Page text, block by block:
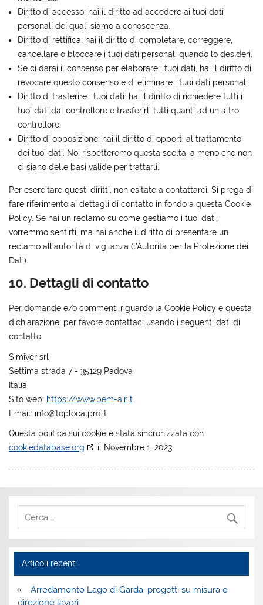
Diritto di accesso: hai il diritto ad accedere ai tuoi dati
personali dei quali siamo a conoscenza.
Diritto di rettifica: hai il diritto di completare, correggere,
cancellare o bloccare i tuoi dati personali quando lo desideri.
Se ci darai il consenso per elaborare i tuoi dati, hai il diritto di
revocare questo consenso e di eliminare i tuoi dati personali.
Diritto di trasferire i tuoi dati: hai il diritto di richiedere tutti i
tuoi dati dal controllore e trasferirli tutti quanti ad un altro
controllore.
Diritto di opposizione: hai il diritto di opporti al trattamento
dei tuoi dati. Noi rispetteremo questa scelta, a meno che non
ci siano delle basi valide per trattarli.
Per esercitare questi diritti, non esitate a contattarci. Si prega di
fare riferimento ai dettagli di contatto in fondo a questa Cookie
Policy. Se hai un reclamo su come gestiamo i tuoi dati,
vorremmo sentirti, ma hai anche il diritto di presentare un
reclamo all'autorità di vigilanza (l'Autorità per la Protezione dei
Dati).
10. Dettagli di contatto
Per domande e/o commenti riguardo la Cookie Policy e questa
dichiarazione, per favore contattaci usando i seguenti dati di
contatto:
Simiver srl
Settima strada 7 - 35129 Padova
Italia
Sito web: https://www.bem-air.it
Email: ti.orplacolpot@ofni
Questa politica sui cookie è stata sincronizzata con
cookiedatabase.org
il Novembre 1, 2023.
Articoli recenti
Arredamento Lago di Garda: progetti su misura e